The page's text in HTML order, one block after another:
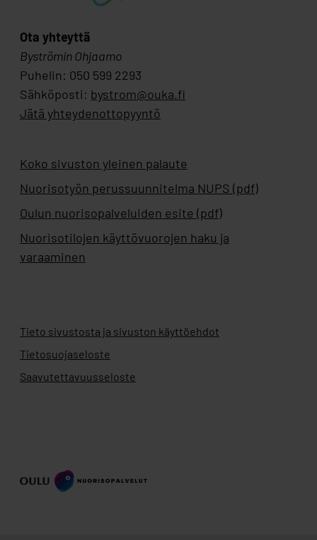
Ota yhteyttä
Byströmin Ohjaamo
Puhelin: 050 599 2293
Sähköposti: bystrom@ouka.fi
Jätä yhteydenottopyyntö
Koko sivuston yleinen palaute
Nuorisotyön perussuunnitelma NUPS (pdf)
Oulun nuorisopalveluiden esite (pdf)
Nuorisotilojen käyttövuorojen haku ja
varaaminen
Tieto sivustosta ja sivuston käyttöehdot
Tietosuojaseloste
Saavutettavuusseloste